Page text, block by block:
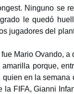
Ninguno se
le quedó
jugadores del
Mario Ovando, a
porque,
en la
FIFA, Gianni